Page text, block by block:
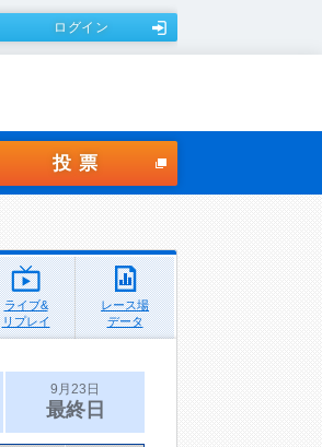
ログイン
投票
ライブ&
リプレイ
レース場
データ
9月23日
最終日